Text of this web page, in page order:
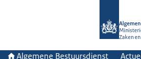
Zaken
Algemene Bestuursdienst